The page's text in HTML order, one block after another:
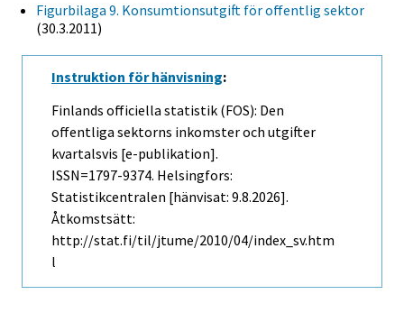
Figurbilaga 9. Konsumtionsutgift för offentlig sektor
(30.3.2011)
Instruktion för hänvisning:
Finlands officiella statistik (FOS): Den
offentliga sektorns inkomster och utgifter
kvartalsvis [e-publikation].
ISSN=1797-9374. Helsingfors:
Statistikcentralen [hänvisat: 9.8.2026].
Åtkomstsätt:
http://stat.fi/til/jtume/2010/04/index_sv.htm
l